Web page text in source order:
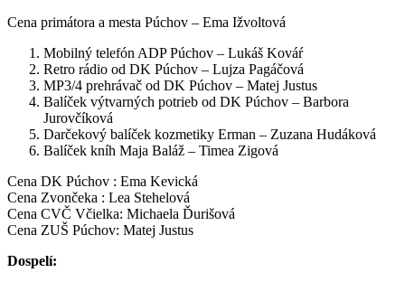
Cena primátora a mesta Púchov – Ema Ižvoltová
Mobilný telefón ADP Púchov – Lukáš Kováŕ
Retro rádio od DK Púchov – Lujza Pagáčová
MP3/4 prehrávač od DK Púchov – Matej Justus
Balíček výtvarných potrieb od DK Púchov – Barbora
Jurovčíková
Darčekový balíček kozmetiky Erman – Zuzana Hudáková
Balíček kníh Maja Baláž – Timea Zigová
Cena DK Púchov : Ema Kevická
Cena Zvončeka : Lea Stehelová
Cena CVČ Včielka: Michaela Ďurišová
Cena ZUŠ Púchov: Matej Justus
Dospelí: